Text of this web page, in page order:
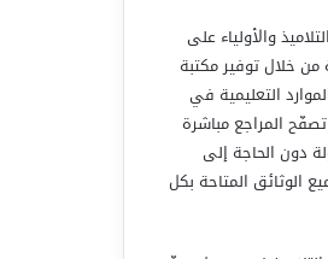
والأولياء على
من خلال توفير مكتبة
التعليمية في
المراجع مباشرة
دون الحاجة إلى
الوثائق المتاحة بكل